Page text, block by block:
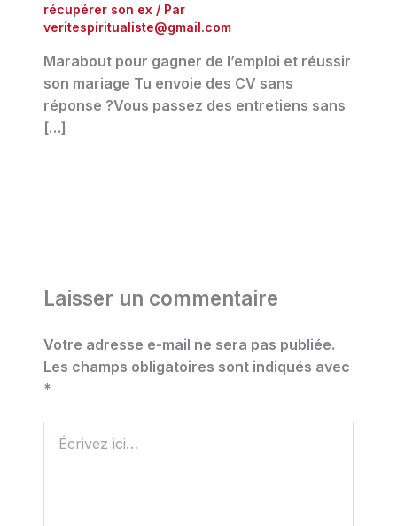
récupérer son ex / Par
veritespiritualiste@gmail.com
Marabout pour gagner de l’emploi et réussir
son mariage Tu envoie des CV sans
réponse ?Vous passez des entretiens sans
[…]
Laisser un commentaire
Votre adresse e-mail ne sera pas publiée.
Les champs obligatoires sont indiqués avec
*
ici…